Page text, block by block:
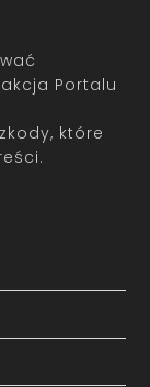
Portalu
które